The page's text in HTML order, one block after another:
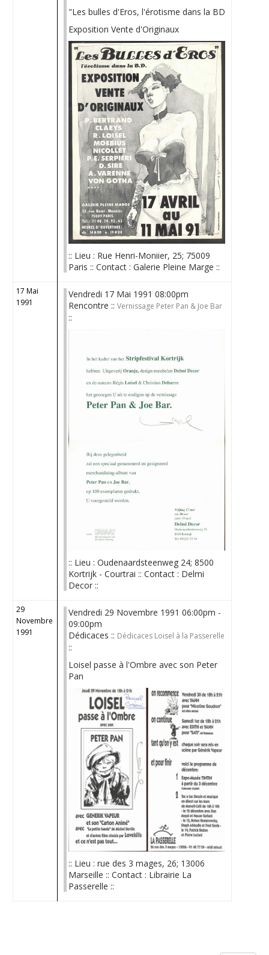
"Les bulles d'Eros, l'érotisme dans la BD
Exposition Vente d'Originaux
:: Lieu : Rue Henri-Moniier, 25; 75009
Paris :: Contact : Galerie Pleine Marge ::
17 Mai
1991
Vendredi 17 Mai 1991 08:00pm
Rencontre ::Vernissage Peter Pan & Joe Bar
::
:: Lieu : Oudenaardsteenweg 24; 8500
Kortrijk - Courtrai :: Contact : Delmi
Decor ::
29
Novembre
1991
Vendredi 29 Novembre 1991 06:00pm -
09:00pm
Dédicaces :: Dédicaces Loisel à la Passerelle
::
Loisel passe à l'Ombre avec son Peter
Pan
:: Lieu : rue des 3 mages, 26; 13006
Marseille :: Contact : Librairie La
Passerelle ::